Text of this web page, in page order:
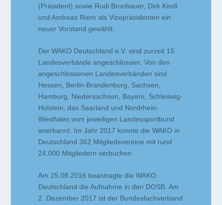
(Präsident) sowie Rudi Brunbauer, Dirk Kindl
und Andreas Riem als Vizepräsidenten ein
neuer Vorstand gewählt.
Der WAKO Deutschland e.V. sind zurzeit 15
Landesverbände angeschlossen. Von den
angeschlossenen Landesverbänden sind
Hessen, Berlin-Brandenburg, Sachsen,
Hamburg, Niedersachsen, Bayern, Schleswig-
Holstein, das Saarland und Nordrhein-
Westfalen vom jeweiligen Landessportbund
anerkannt. Im Jahr 2017 konnte die WAKO in
Deutschland 362 Mitgliedsvereine mit rund
24.000 Mitgliedern verbuchen.
Am 25.08.2016 beantragte die WAKO
Deutschland die Aufnahme in den DOSB. Am
2. Dezember 2017 ist der Bundesfachverband